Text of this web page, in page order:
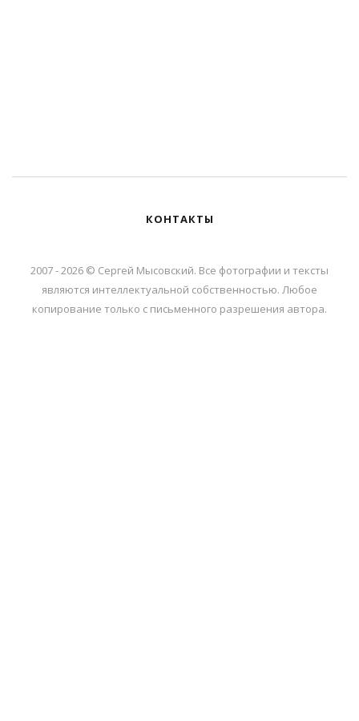
КОНТАКТЫ
2007 - 2026 © Сергей Мысовский. Все фотографии и тексты
являются интеллектуальной собственностью. Любое
копирование только с письменного разрешения автора.